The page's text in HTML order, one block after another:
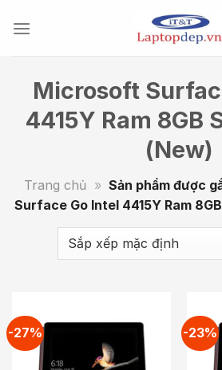
Microsoft
4415Y Ram 8GB
(New)
Trang chủ » Sản phẩm được
Surface Go Intel 4415Y Ram
-27% -23%